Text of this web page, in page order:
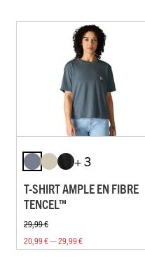
+ 3
T-SHIRT AMPLE EN FIBRE
TENCEL™
29,99 €
20,99 € — 29,99 €